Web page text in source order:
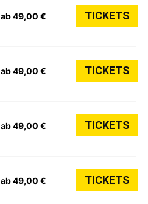
ab 49,00 € TICKETS
ab 49,00 € TICKETS
ab 49,00 € TICKETS
ab 49,00 € TICKETS